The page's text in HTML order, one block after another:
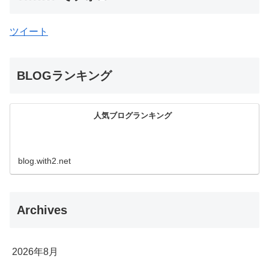
ツイート
BLOGランキング
人気ブログランキング
blog.with2.net
Archives
2026年8月